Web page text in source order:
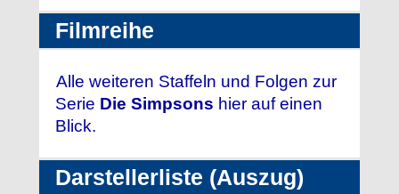
Filmreihe
Alle weiteren Staffeln und Folgen zur
Serie Die Simpsons hier auf einen
Blick.
Darstellerliste (Auszug)